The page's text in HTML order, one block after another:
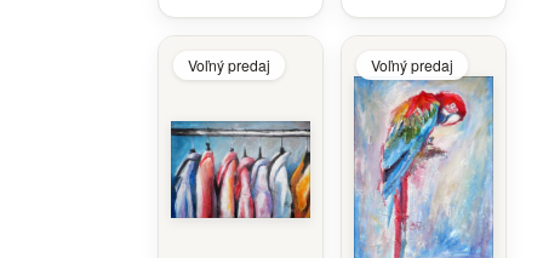
Voľný predaj Voľný predaj